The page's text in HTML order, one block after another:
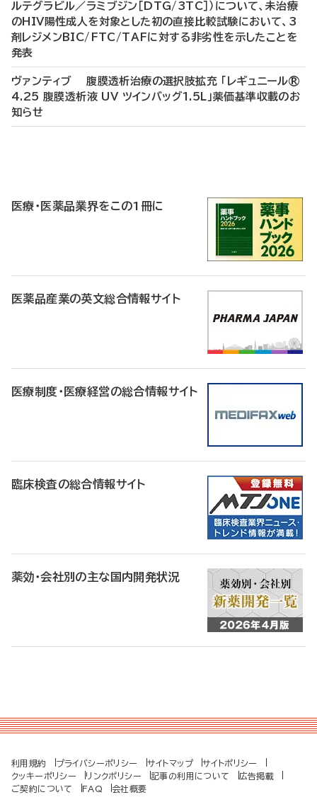
ルテグラビル／ラミブジン［DTG/3TC］）について、未治療
のHIV陽性成人を対象とした初の直接比較試験において、3
剤レジメンBIC/FTC/TAFに対する非劣性を示したことを
発表
ヴァンティブ 腹膜透析治療の選択肢拡充 「レギュニール®
4.25 腹膜透析液 UV ツインバッグ1.5L」薬価基準収載のお
知らせ
医療・医薬品業界をこの1冊に
医薬品産業の英文総合情報サイト
医療制度・医療経営の総合情報サイト
臨床検査の総合情報サイト
薬効・会社別の主な国内開発状況
利用規約 プライバシーポリシー サイトマップ
サイトポリシー
クッキーポリシー
リンクポリシー 記事の利用について
広告掲載
ご契約について
FAQ 会社概要